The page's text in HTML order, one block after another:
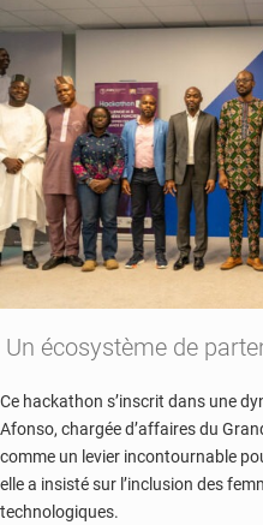
Un écosystème de
Ce hackathon s’inscrit dans une
Afonso, chargée d’affaires du
comme un levier incontournable
elle a insisté sur l’inclusion des
technologiques.